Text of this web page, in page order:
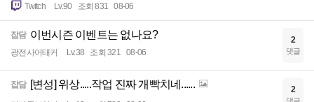
Twitch Lv.90 조회 831 08-06
잡담 이번시즌 이벤트는 없나요?
광전사어태커 Lv.38 조회 321 08-06
2
댓글
잡담 [변성] 위상.....작업 진짜 개빡치네...... 2